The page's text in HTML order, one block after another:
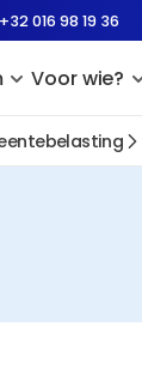
+32 016 98 19 36
Voor wie?